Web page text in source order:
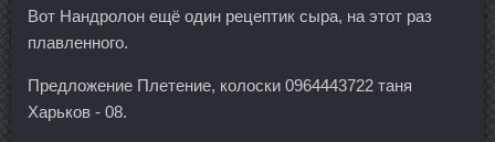
Вот Нандролон ещё один рецептик сыра, на этот раз
плавленного.
Предложение Плетение, колоски 0964443722 таня
Харьков - 08.